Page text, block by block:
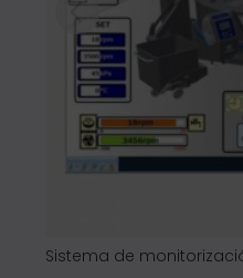
Picadora angular